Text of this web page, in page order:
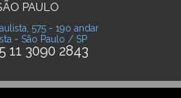
PAULO
575 - 19o andar
- São Paulo / SP
11 3090 2843